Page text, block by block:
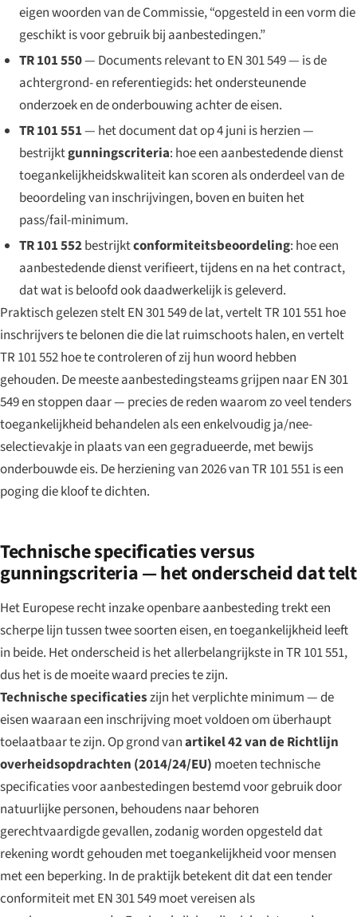
eigen woorden van de Commissie, “opgesteld in een vorm die
geschikt is voor gebruik bij aanbestedingen.”
TR 101 550— Documents relevant to EN 301 549— is de
achtergrond- en referentiegids: het ondersteunende
onderzoek en de onderbouwing achter de eisen.
TR 101 551— het document dat op 4 juni is herzien —
bestrijktgunningscriteria: hoe een aanbestedende dienst
toegankelijkheidskwaliteit kan scoren als onderdeel van de
beoordeling van inschrijvingen, boven en buiten het
pass/fail-minimum.
TR 101 552bestrijktconformiteitsbeoordeling: hoe een
aanbestedende dienst verifieert, tijdens en na het contract,
dat wat is beloofd ook daadwerkelijk is geleverd.
Praktisch gelezen stelt EN 301 549 de lat, vertelt TR 101 551 hoe
inschrijvers te belonen die die lat ruimschoots halen, en vertelt
TR 101 552 hoe te controleren of zij hun woord hebben
gehouden. De meeste aanbestedingsteams grijpen naar EN 301
549 en stoppen daar — precies de reden waarom zo veel tenders
toegankelijkheid behandelen als een enkelvoudig ja/nee-
selectievakje in plaats van een gegradueerde, met bewijs
onderbouwde eis. De herziening van 2026 van TR 101 551 is een
poging die kloof te dichten.
Technische specificaties versus
gunningscriteria — het onderscheid dat telt
Het Europese recht inzake openbare aanbesteding trekt een
scherpe lijn tussen twee soorten eisen, en toegankelijkheid leeft
in beide. Het onderscheid is het allerbelangrijkste in TR 101 551,
dus het is de moeite waard precies te zijn.
Technische specificatieszijn het verplichte minimum — de
eisen waaraan een inschrijving moet voldoen om überhaupt
toelaatbaar te zijn. Op grond vanartikel 42 van de Richtlijn
overheidsopdrachten (2014/24/EU) moeten technische
specificaties voor aanbestedingen bestemd voor gebruik door
natuurlijke personen, behoudens naar behoren
gerechtvaardigde gevallen, zodanig worden opgesteld dat
rekening wordt gehouden met toegankelijkheid voor mensen
met een beperking. In de praktijk betekent dit dat een tender
conformiteit met EN 301 549 moet vereisen als